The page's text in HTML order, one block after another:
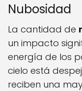
Nubosidad
La cantidad de
un impacto
energía de los
cielo está
reciben una